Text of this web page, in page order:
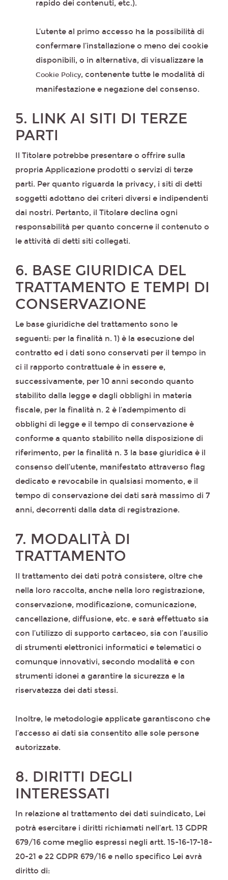
rapido dei contenuti, etc.).
L’utente al primo accesso ha la possibilità di
confermare l’installazione o meno dei cookie
disponibili, o in alternativa, di visualizzare la
Cookie Policy, contenente tutte le modalità di
manifestazione e negazione del consenso.
5. LINK AI SITI DI TERZE
PARTI
Il Titolare potrebbe presentare o offrire sulla
propria Applicazione prodotti o servizi di terze
parti. Per quanto riguarda la privacy, i siti di detti
soggetti adottano dei criteri diversi e indipendenti
dai nostri. Pertanto, il Titolare declina ogni
responsabilità per quanto concerne il contenuto o
le attività di detti siti collegati.
6. BASE GIURIDICA DEL
TRATTAMENTO E TEMPI DI
CONSERVAZIONE
Le base giuridiche del trattamento sono le
seguenti: per la finalità n. 1) è la esecuzione del
contratto ed i dati sono conservati per il tempo in
ci il rapporto contrattuale è in essere e,
successivamente, per 10 anni secondo quanto
stabilito dalla legge e dagli obblighi in materia
fiscale, per la finalità n. 2 è l’adempimento di
obblighi di legge e il tempo di conservazione è
conforme a quanto stabilito nella disposizione di
riferimento, per la finalità n. 3 la base giuridica è il
consenso dell’utente, manifestato attraverso flag
dedicato e revocabile in qualsiasi momento, e il
tempo di conservazione dei dati sarà massimo di 7
anni, decorrenti dalla data di registrazione.
7. MODALITÀ DI
TRATTAMENTO
Il trattamento dei dati potrà consistere, oltre che
nella loro raccolta, anche nella loro registrazione,
conservazione, modificazione, comunicazione,
cancellazione, diffusione, etc. e sarà effettuato sia
con l’utilizzo di supporto cartaceo, sia con l’ausilio
di strumenti elettronici informatici e telematici o
comunque innovativi, secondo modalità e con
strumenti idonei a garantire la sicurezza e la
riservatezza dei dati stessi.
Inoltre, le metodologie applicate garantiscono che
l’accesso ai dati sia consentito alle sole persone
autorizzate.
8. DIRITTI DEGLI
INTERESSATI
In relazione al trattamento dei dati suindicato, Lei
potrà esercitare i diritti richiamati nell’art. 13 GDPR
679/16 come meglio espressi negli artt. 15-16-17-18-
20-21 e 22 GDPR 679/16 e nello specifico Lei avrà
diritto di: